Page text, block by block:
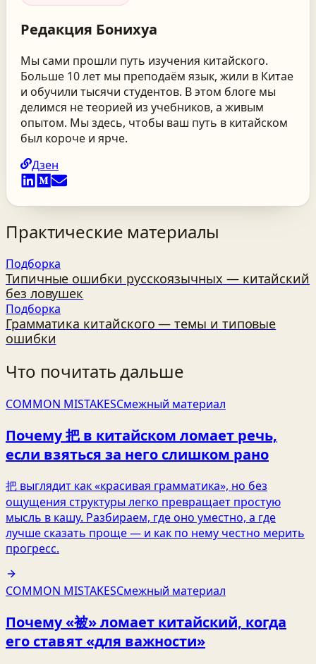
Редакция Бонихуа
Мы сами прошли путь изучения китайского.
Больше 10 лет мы преподаём язык, жили в Китае
и обучили тысячи студентов. В этом блоге мы
делимся не теорией из учебников, а живым
опытом. Мы здесь, чтобы ваш путь в китайском
был короче и ярче.
Дзен
Практические материалы
Подборка
Типичные ошибки русскоязычных — китайский
без ловушек
Подборка
Грамматика китайского — темы и типовые
ошибки
Что почитать дальше
COMMON MISTAKESСмежный материал
Почему 把 в китайском ломает речь,
если взяться за него слишком рано
把 выглядит как «красивая грамматика», но без
ощущения структуры легко превращает простую
мысль в кашу. Разбираем, где оно уместно, а где
лучше сказать проще — и как по нему честно мерить
прогресс.
COMMON MISTAKESСмежный материал
Почему «被» ломает китайский, когда
его ставят «для важности»